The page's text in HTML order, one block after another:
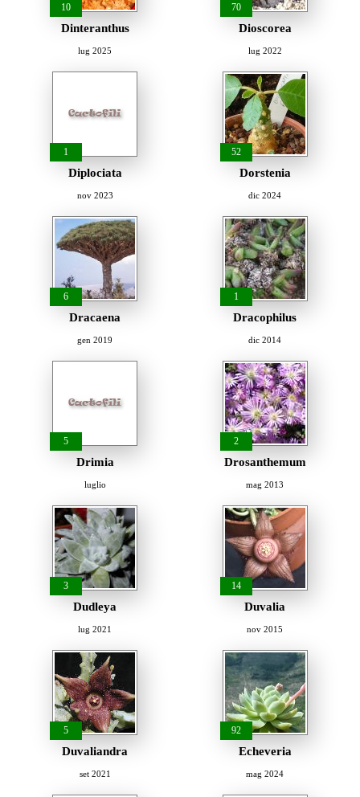
10
Dinteranthus
lug 2025
70
Dioscorea
lug 2022
1
Diplociata
nov 2023
52
Dorstenia
dic 2024
6
Dracaena
gen 2019
1
Dracophilus
dic 2014
5
Drimia
luglio
2
Drosanthemum
mag 2013
3
Dudleya
lug 2021
14
Duvalia
nov 2015
5
Duvaliandra
set 2021
92
Echeveria
mag 2024